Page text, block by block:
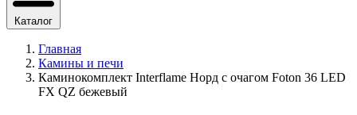
Каталог
Главная
Камины и печи
Каминокомплект Interflame Норд с очагом Foton 36 LED
FX QZ бежевый